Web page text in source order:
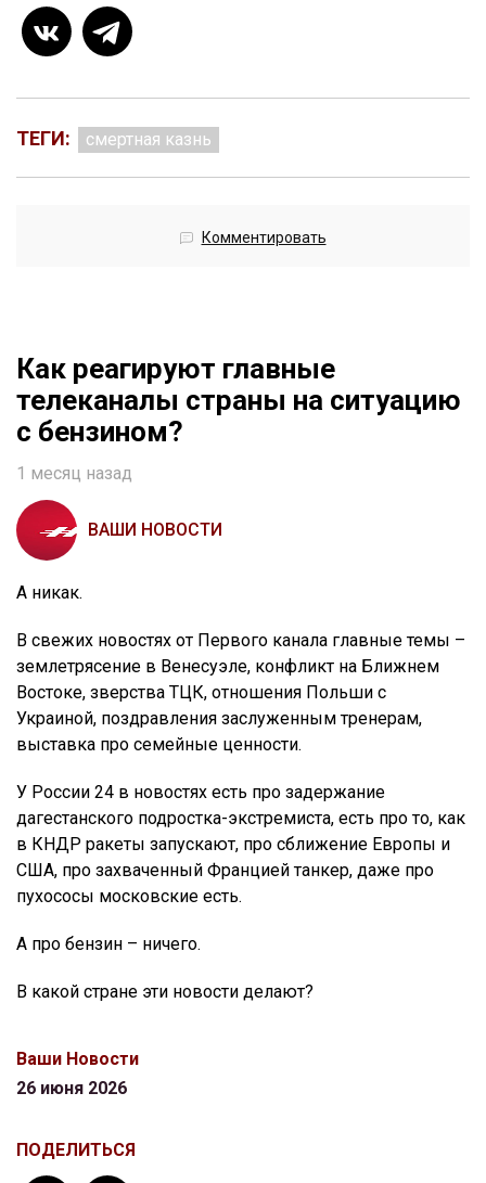
ТЕГИ: смертная казнь
Комментировать
Как реагируют главные
телеканалы страны на ситуацию
с бензином?
1 месяц назад
ВАШИ НОВОСТИ
А никак.
В свежих новостях от Первого канала главные темы –
землетрясение в Венесуэле, конфликт на Ближнем
Востоке, зверства ТЦК, отношения Польши с
Украиной, поздравления заслуженным тренерам,
выставка про семейные ценности.
У России 24 в новостях есть про задержание
дагестанского подростка-экстремиста, есть про то, как
в КНДР ракеты запускают, про сближение Европы и
США, про захваченный Францией танкер, даже про
пухососы московские есть.
А про бензин – ничего.
В какой стране эти новости делают?
Ваши Новости
26 июня 2026
ПОДЕЛИТЬСЯ